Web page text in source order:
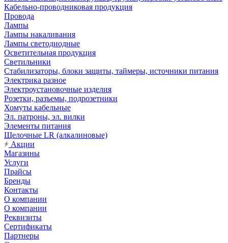
Кабельно-проводниковая продукция
Провода
Лампы
Лампы накаливания
Лампы светодиодные
Осветительная продукция
Светильники
Стабилизаторы, блоки защиты, таймеры, источники питания
Электрика разное
Электроустановочные изделия
Розетки, разъемы, подрозетники
Хомуты кабельные
Эл. патроны, эл. вилки
Элементы питания
Щелочные LR (алкалиновые)
Акции
Магазины
Услуги
Прайсы
Бренды
Контакты
О компании
О компании
Реквизиты
Сертификаты
Партнеры